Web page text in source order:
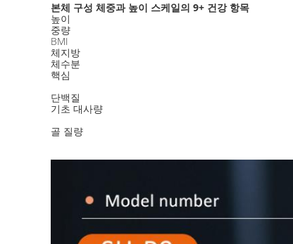
본체 구성 체중과 높이 스케일의 9+ 건강 항목
높이
중량
BMI
체지방
체수분
핵심
단백질
기초 대사량
골 질량